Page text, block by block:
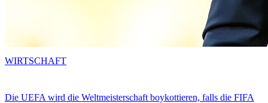
Die UEFA wird die Weltmeisterschaft boykottieren, falls die FIFA
WIRTSCHAFT